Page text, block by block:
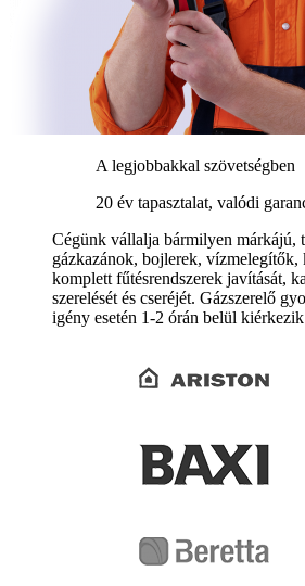
A legjobbakkal szövetségben
20 év tapasztalat, valódi
Cégünk vállalja bármilyen márkájú,
gázkazánok, bojlerek,
komplett fűtésrendszerek javítását,
szerelését és cseréjét. Gázszerelő
igény esetén 1-2 órán belül